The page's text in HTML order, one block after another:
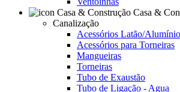
Casa &
Canalização
Acessórios Latão/Alumínio
Acessórios para Torneiras
Mangueiras
Torneiras
Tubo de Exaustão
Tubo de Ligação - Agua